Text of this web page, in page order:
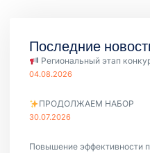
Последние
Региональный этап
04.08.2026
ПРОДОЛЖАЕМ НАБОР
30.07.2026
Повышение эффективности